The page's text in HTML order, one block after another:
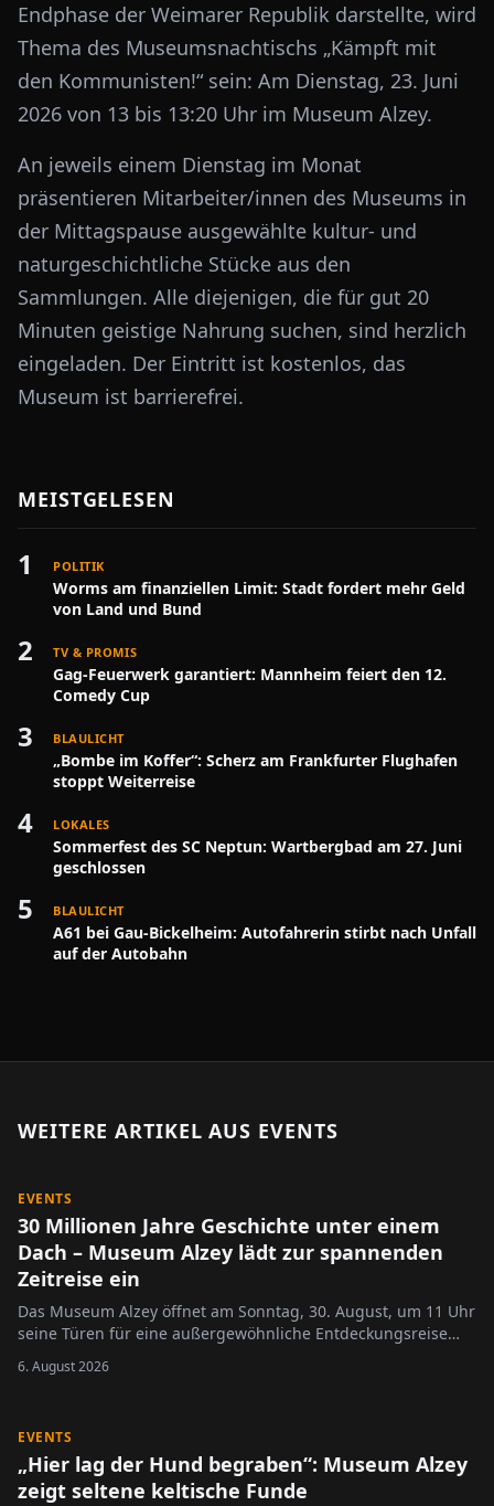
Endphase der Weimarer Republik darstellte, wird
Thema des Museumsnachtischs „Kämpft mit
den Kommunisten!“ sein: Am Dienstag, 23. Juni
2026 von 13 bis 13:20 Uhr im Museum Alzey.
An jeweils einem Dienstag im Monat
präsentieren Mitarbeiter/innen des Museums in
der Mittagspause ausgewählte kultur- und
naturgeschichtliche Stücke aus den
Sammlungen. Alle diejenigen, die für gut 20
Minuten geistige Nahrung suchen, sind herzlich
eingeladen. Der Eintritt ist kostenlos, das
Museum ist barrierefrei.
MEISTGELESEN
1 POLITIK
Worms am finanziellen Limit: Stadt fordert mehr Geld
von Land und Bund
2 TV & PROMIS
Gag-Feuerwerk garantiert: Mannheim feiert den 12.
Comedy Cup
3 BLAULICHT
„Bombe im Koffer“: Scherz am Frankfurter Flughafen
stoppt Weiterreise
4 LOKALES
Sommerfest des SC Neptun: Wartbergbad am 27. Juni
geschlossen
5 BLAULICHT
A61 bei Gau-Bickelheim: Autofahrerin stirbt nach Unfall
auf der Autobahn
WEITERE ARTIKEL AUS EVENTS
EVENTS
30 Millionen Jahre Geschichte unter einem
Dach – Museum Alzey lädt zur spannenden
Zeitreise ein
Das Museum Alzey öffnet am Sonntag, 30. August, um 11 Uhr
seine Türen für eine außergewöhnliche Entdeckungsreise
6. August 2026
EVENTS
„Hier lag der Hund begraben“: Museum Alzey
zeigt seltene keltische Funde